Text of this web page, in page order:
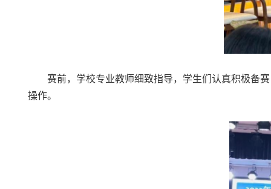
赛前，学校专业教师细致指导，学生们认真积极备
操作。